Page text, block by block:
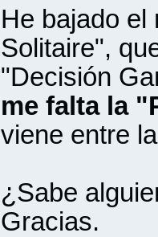
He bajado el
Solitaire",
"Decisión
me falta la
viene entre
¿Sabe
Gracias.